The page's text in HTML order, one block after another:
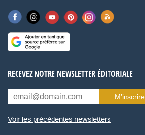
RECEVEZ NOTRE NEWSLETTER ÉDITORIALE
M’inscrire
Voir les précédentes newsletters